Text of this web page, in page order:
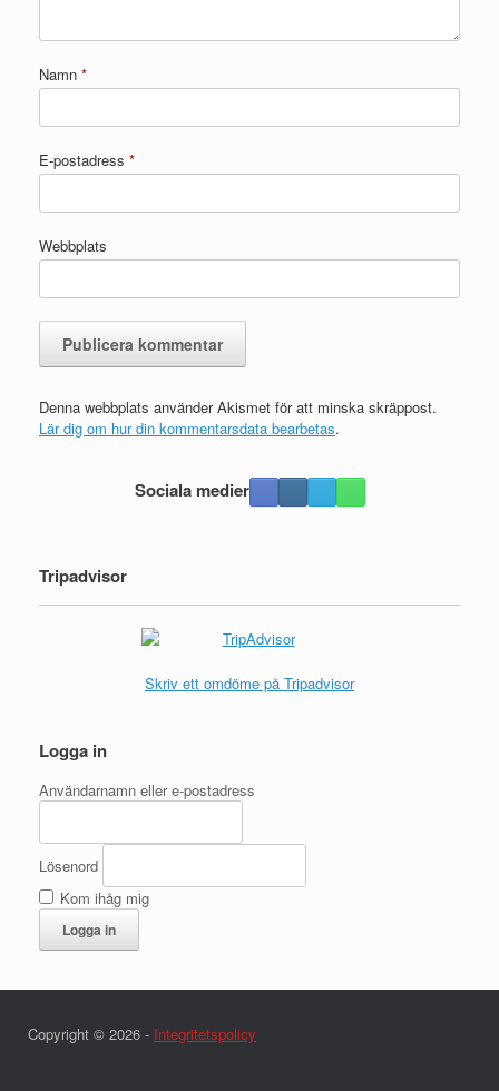
Namn *
E-postadress *
Webbplats
Denna webbplats använder Akismet för att minska skräppost.
Lär dig om hur din kommentarsdata bearbetas.
Sociala medier
Tripadvisor
Skriv ett omdöme på Tripadvisor
Logga in
Användarnamn eller e-postadress
Lösenord
Kom ihåg mig
Logga in
Copyright © 2026 - Integritetspolicy